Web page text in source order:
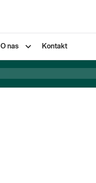
O nas Kontakt